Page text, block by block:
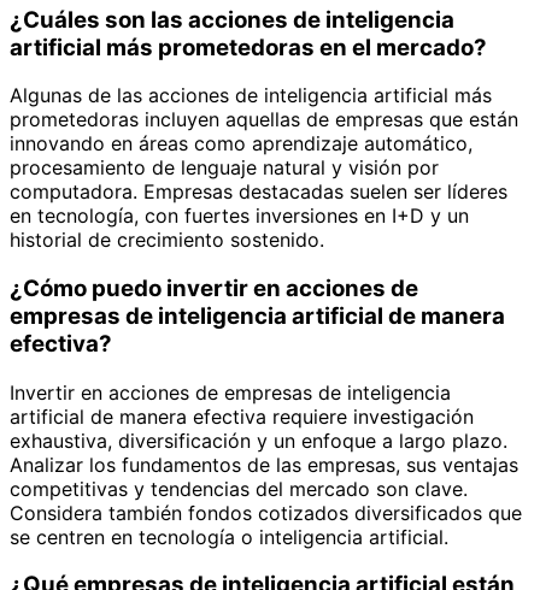
¿Cuáles son las acciones de inteligencia
artificial más prometedoras en el mercado?
Algunas de las acciones de inteligencia artificial más
prometedoras incluyen aquellas de empresas que están
innovando en áreas como aprendizaje automático,
procesamiento de lenguaje natural y visión por
computadora. Empresas destacadas suelen ser líderes
en tecnología, con fuertes inversiones en I+D y un
historial de crecimiento sostenido.
¿Cómo puedo invertir en acciones de
empresas de inteligencia artificial de manera
efectiva?
Invertir en acciones de empresas de inteligencia
artificial de manera efectiva requiere investigación
exhaustiva, diversificación y un enfoque a largo plazo.
Analizar los fundamentos de las empresas, sus ventajas
competitivas y tendencias del mercado son clave.
Considera también fondos cotizados diversificados que
se centren en tecnología o inteligencia artificial.